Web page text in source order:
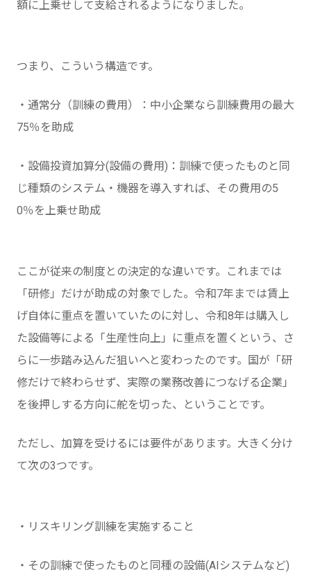
額に上乗せして支給されるようになりました。
つまり、こういう構造です。
・通常分（訓練の費用）：中小企業なら訓練費用の最大
75％を助成
・設備投資加算分(設備の費用)：訓練で使ったものと同
じ種類のシステム・機器を導入すれば、その費用の5
0％を上乗せ助成
ここが従来の制度との決定的な違いです。これまでは
「研修」だけが助成の対象でした。令和7年までは賃上
げ自体に重点を置いていたのに対し、令和8年は購入し
た設備等による「生産性向上」に重点を置くという、さ
らに一歩踏み込んだ狙いへと変わったのです。国が「研
修だけで終わらせず、実際の業務改善につなげる企業」
を後押しする方向に舵を切った、ということです。
ただし、加算を受けるには要件があります。大きく分け
て次の3つです。
・リスキリング訓練を実施すること
・その訓練で使ったものと同種の設備(AIシステムなど)